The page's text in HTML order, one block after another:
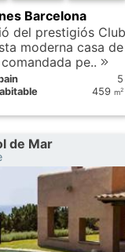
Barcelona
del prestigiós Club
moderna casa de
pe..
5
459 m2
de Mar